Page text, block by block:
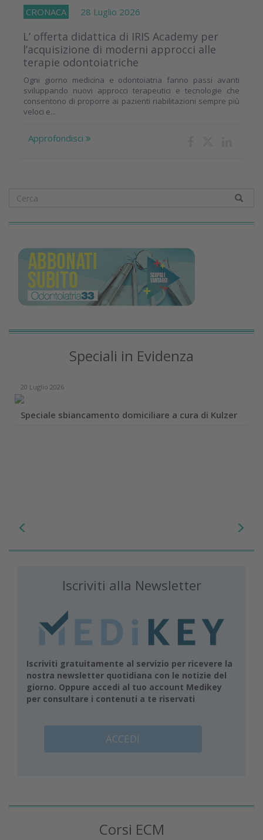
CRONACA 28 Luglio 2026
L’ offerta didattica di IRIS Academy per
l’acquisizione di moderni approcci alle
terapie odontoiatriche
Ogni giorno medicina e odontoiatria fanno passi avanti
sviluppando nuovi approcci terapeutici e tecnologie che
consentono di proporre ai pazienti riabilitazioni sempre più
veloci e...
Approfondisci
Speciali in Evidenza
20 Luglio 2026
Speciale sbiancamento domiciliare a cura di Kulzer
Iscriviti alla Newsletter
Iscriviti gratuitamente al servizio per ricevere la
nostra newsletter quotidiana con le notizie del
giorno. Oppure accedi al tuo account Medikey
per consultare i contenuti a te riservati
ACCEDI
Corsi ECM